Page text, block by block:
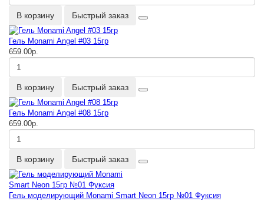
В корзину Быстрый заказ
Гель Monami Angel #03 15гр
659.00р.
В корзину Быстрый заказ
Гель Monami Angel #08 15гр
659.00р.
В корзину Быстрый заказ
Гель моделирующий Monami Smart Neon 15гр №01 Фуксия